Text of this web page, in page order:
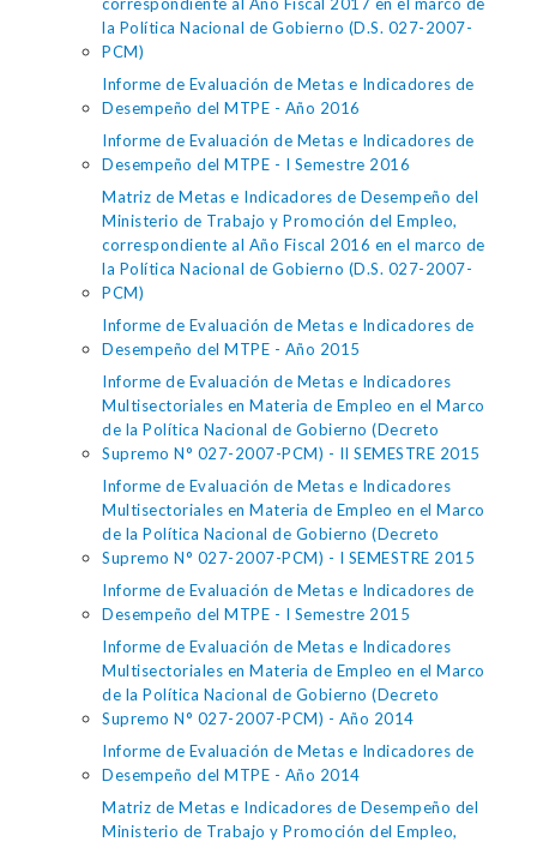
la Política Nacional de Gobierno (D.S. 027-2007-
PCM)
Informe de Evaluación de Metas e Indicadores de
Desempeño del MTPE - Año 2016
Informe de Evaluación de Metas e Indicadores de
Desempeño del MTPE - I Semestre 2016
Matriz de Metas e Indicadores de Desempeño del
Ministerio de Trabajo y Promoción del Empleo,
correspondiente al Año Fiscal 2016 en el marco de
la Política Nacional de Gobierno (D.S. 027-2007-
PCM)
Informe de Evaluación de Metas e Indicadores de
Desempeño del MTPE - Año 2015
Informe de Evaluación de Metas e Indicadores
Multisectoriales en Materia de Empleo en el Marco
de la Política Nacional de Gobierno (Decreto
Supremo N° 027-2007-PCM) - II SEMESTRE 2015
Informe de Evaluación de Metas e Indicadores
Multisectoriales en Materia de Empleo en el Marco
de la Política Nacional de Gobierno (Decreto
Supremo N° 027-2007-PCM) - I SEMESTRE 2015
Informe de Evaluación de Metas e Indicadores de
Desempeño del MTPE - I Semestre 2015
Informe de Evaluación de Metas e Indicadores
Multisectoriales en Materia de Empleo en el Marco
de la Política Nacional de Gobierno (Decreto
Supremo N° 027-2007-PCM) - Año 2014
Informe de Evaluación de Metas e Indicadores de
Desempeño del MTPE - Año 2014
Matriz de Metas e Indicadores de Desempeño del
Ministerio de Trabajo y Promoción del Empleo,